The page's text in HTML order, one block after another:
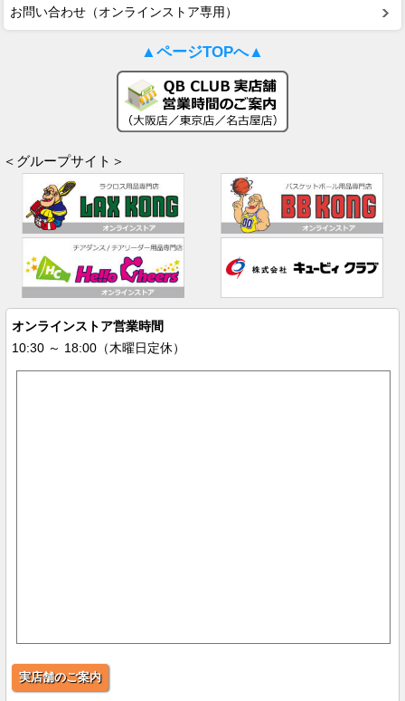
お問い合わせ（オンラインストア専用）
▲ページTOPへ▲
＜グループサイト＞
オンラインストア営業時間
10:30 ～ 18:00（木曜日定休）
実店舗のご案内